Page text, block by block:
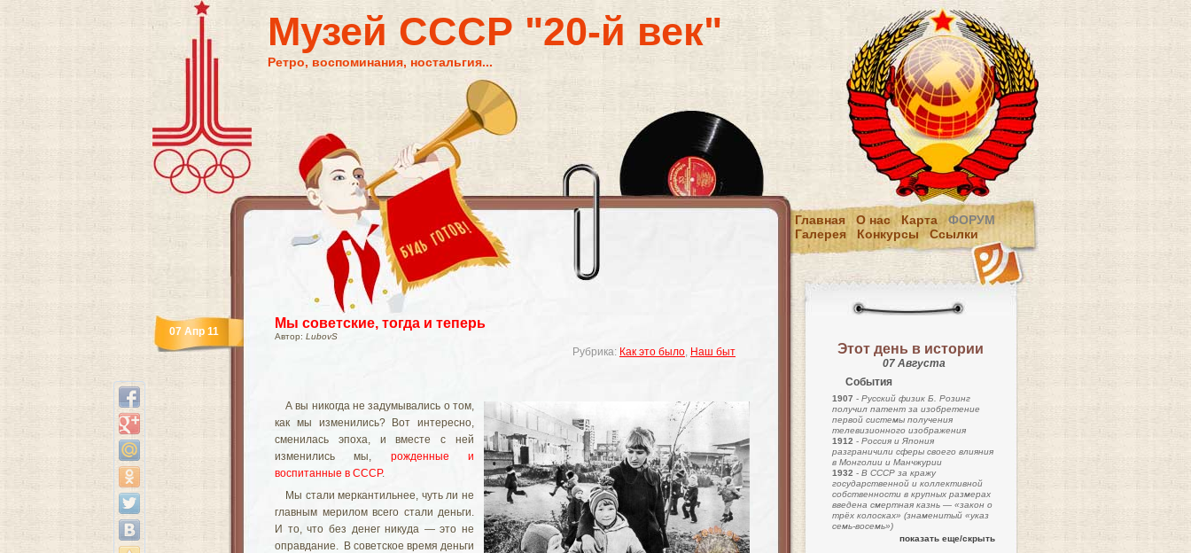
Музей СССР "20-й век"
Ретро, воспоминания, ностальгия...
Главная О нас Карта
ФОРУМ
Галерея
Конкурсы Ссылки
Мы советские, тогда и теперь
Автор: LubovS
Рубрика: Как это было, Наш быт
07 Апр 11
А вы никогда не задумывались о том,
как мы изменились? Вот интересно,
сменилась эпоха, и вместе с ней
изменились мы, рожденные и
воспитанные в СССР.
Мы стали меркантильнее, чуть ли не
главным мерилом всего стали деньги.
И то, что без денег никуда — это не
оправдание. В советское время деньги
Этот день в истории
07 Августа
События
1907 - Русский физик Б. Розинг
получил патент за изобретение
первой системы получения
телевизионного изображения
1912 - Россия и Япония
разграничили сферы своего влияния
в Монголии и Манчжурии
1932 - В СССР за кражу
государственной и коллективной
собственности в крупных размерах
введена смертная казнь — «закон о
трёх колосках» (знаменитый «указ
семь-восемь»)
показать еще/скрыть